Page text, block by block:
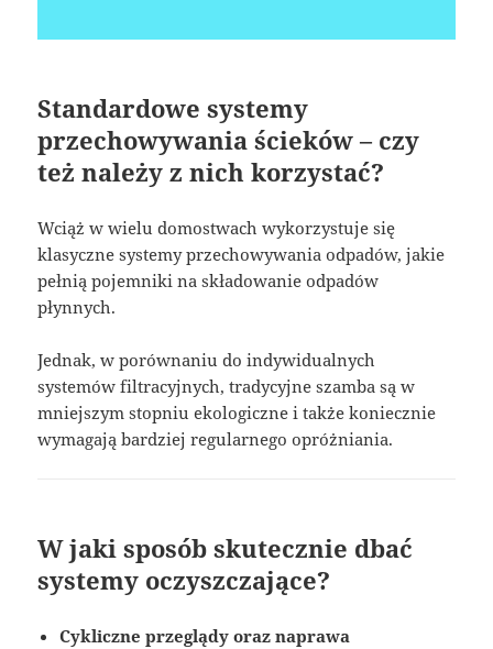
Standardowe systemy
przechowywania ścieków – czy
też należy z nich korzystać?
Wciąż w wielu domostwach wykorzystuje się
klasyczne systemy przechowywania odpadów, jakie
pełnią pojemniki na składowanie odpadów
płynnych.
Jednak, w porównaniu do indywidualnych
systemów filtracyjnych, tradycyjne szamba są w
mniejszym stopniu ekologiczne i także koniecznie
wymagają bardziej regularnego opróżniania.
W jaki sposób skutecznie dbać
systemy oczyszczające?
Cykliczne przeglądy oraz naprawa